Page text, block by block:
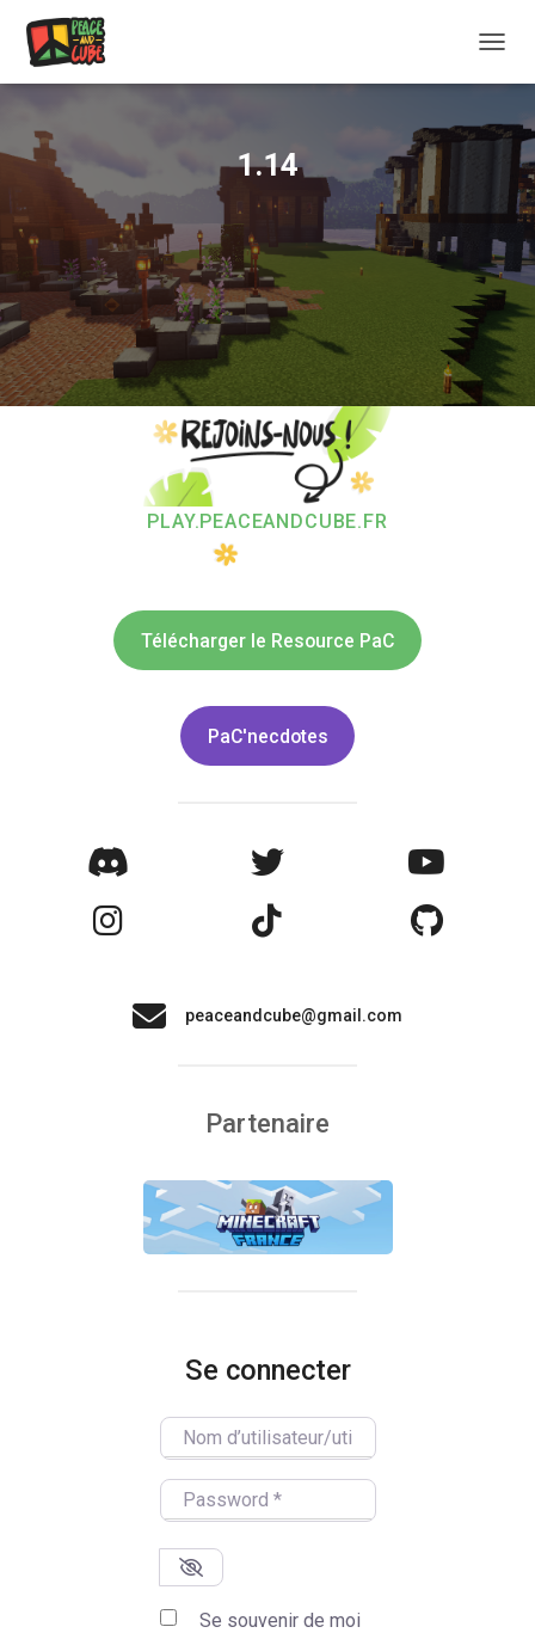
1.14
PLAY.PEACEANDCUBE.FR
Télécharger le Resource PaC
PaC'necdotes
peaceandcube@gmail.com
Partenaire
Se connecter
Nom d’utilisateur/utilisatrice
Password
Se souvenir de moi